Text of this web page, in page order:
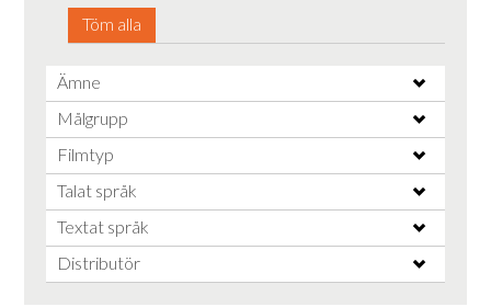
Töm alla
Ämne
Målgrupp
Filmtyp
Talat språk
Textat språk
Distributör